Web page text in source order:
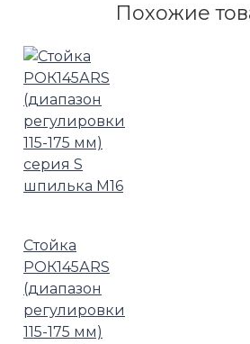
Похожие
Стойка
РОК145АRS
(диапазон
регулировки
115-175 мм)